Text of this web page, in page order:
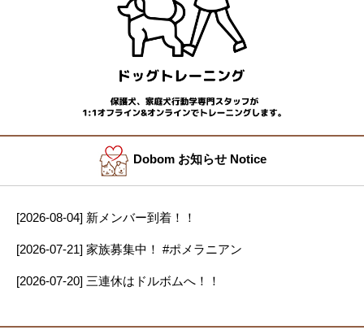
Dobom お知らせ Notice
[2026-08-04] 新メンバー到着！！
[2026-07-21] 家族募集中！ #ポメラニアン
[2026-07-20] 三連休はドルボムへ！！